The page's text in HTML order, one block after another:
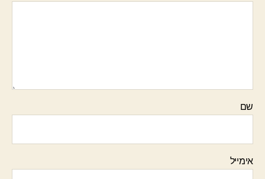
שם
אימייל